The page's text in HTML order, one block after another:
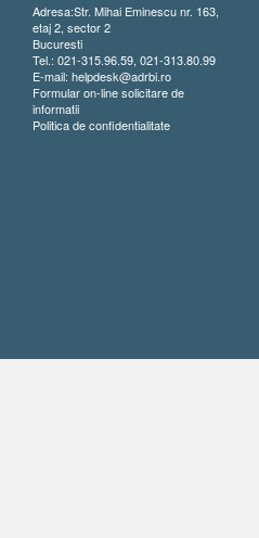
Adresa:Str. Mihai Eminescu nr. 163,
etaj 2, sector 2
Bucuresti
Tel.: 021-315.96.59, 021-313.80.99
E-mail: helpdesk@adrbi.ro
Formular on-line solicitare de
informatii
Politica de confidentialitate